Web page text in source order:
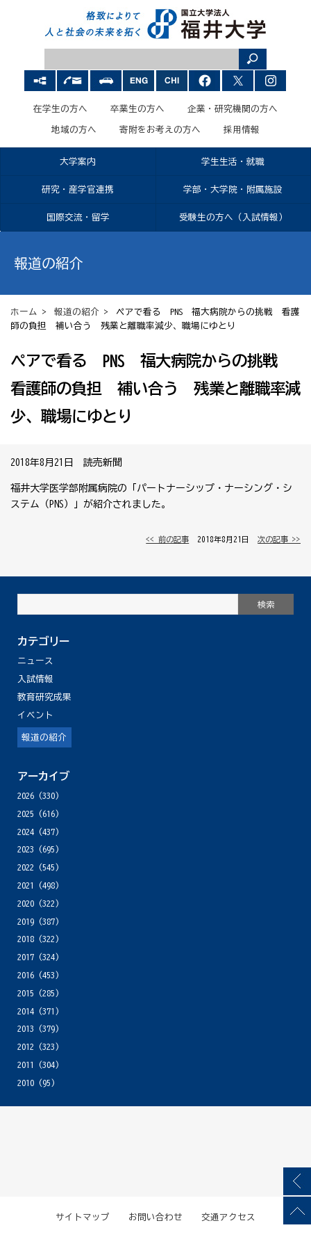
在学生の方へ 卒業生の方へ 企業・研究機関の方へ
地域の方へ 寄附をお考えの方へ 採用情報
大学案内 学生生活・就職
研究・産学官連携 学部・大学院・附属施設
国際交流・留学 受験生の方へ（入試情報）
報道の紹介
ホーム > 報道の紹介 > ペアで看る PNS 福大病院からの挑戦 看護
師の負担 補い合う 残業と離職率減少、職場にゆとり
ペアで看る PNS 福大病院からの挑戦
看護師の負担 補い合う 残業と離職率減
少、職場にゆとり
2018年8月21日 読売新聞
福井大学医学部附属病院の「パートナーシップ・ナーシング・シ
ステム（PNS）」が紹介されました。
<< 前の記事 │ 2018年8月21日 │次の記事 >>
カテゴリー
ニュース
入試情報
教育研究成果
イベント
報道の紹介
アーカイブ
2026(330)
2025 (616)
2024(437)
2023 (695)
2022 (545)
2021
(498)
2020(322)
2019(387)
2018(322)
2017(324)
2016(453)
2015 (285)
2014(371)
2013 (379)
2012 (323)
2011
(304)
2010(95)
サイトマップ お問い合わせ 交通アクセス